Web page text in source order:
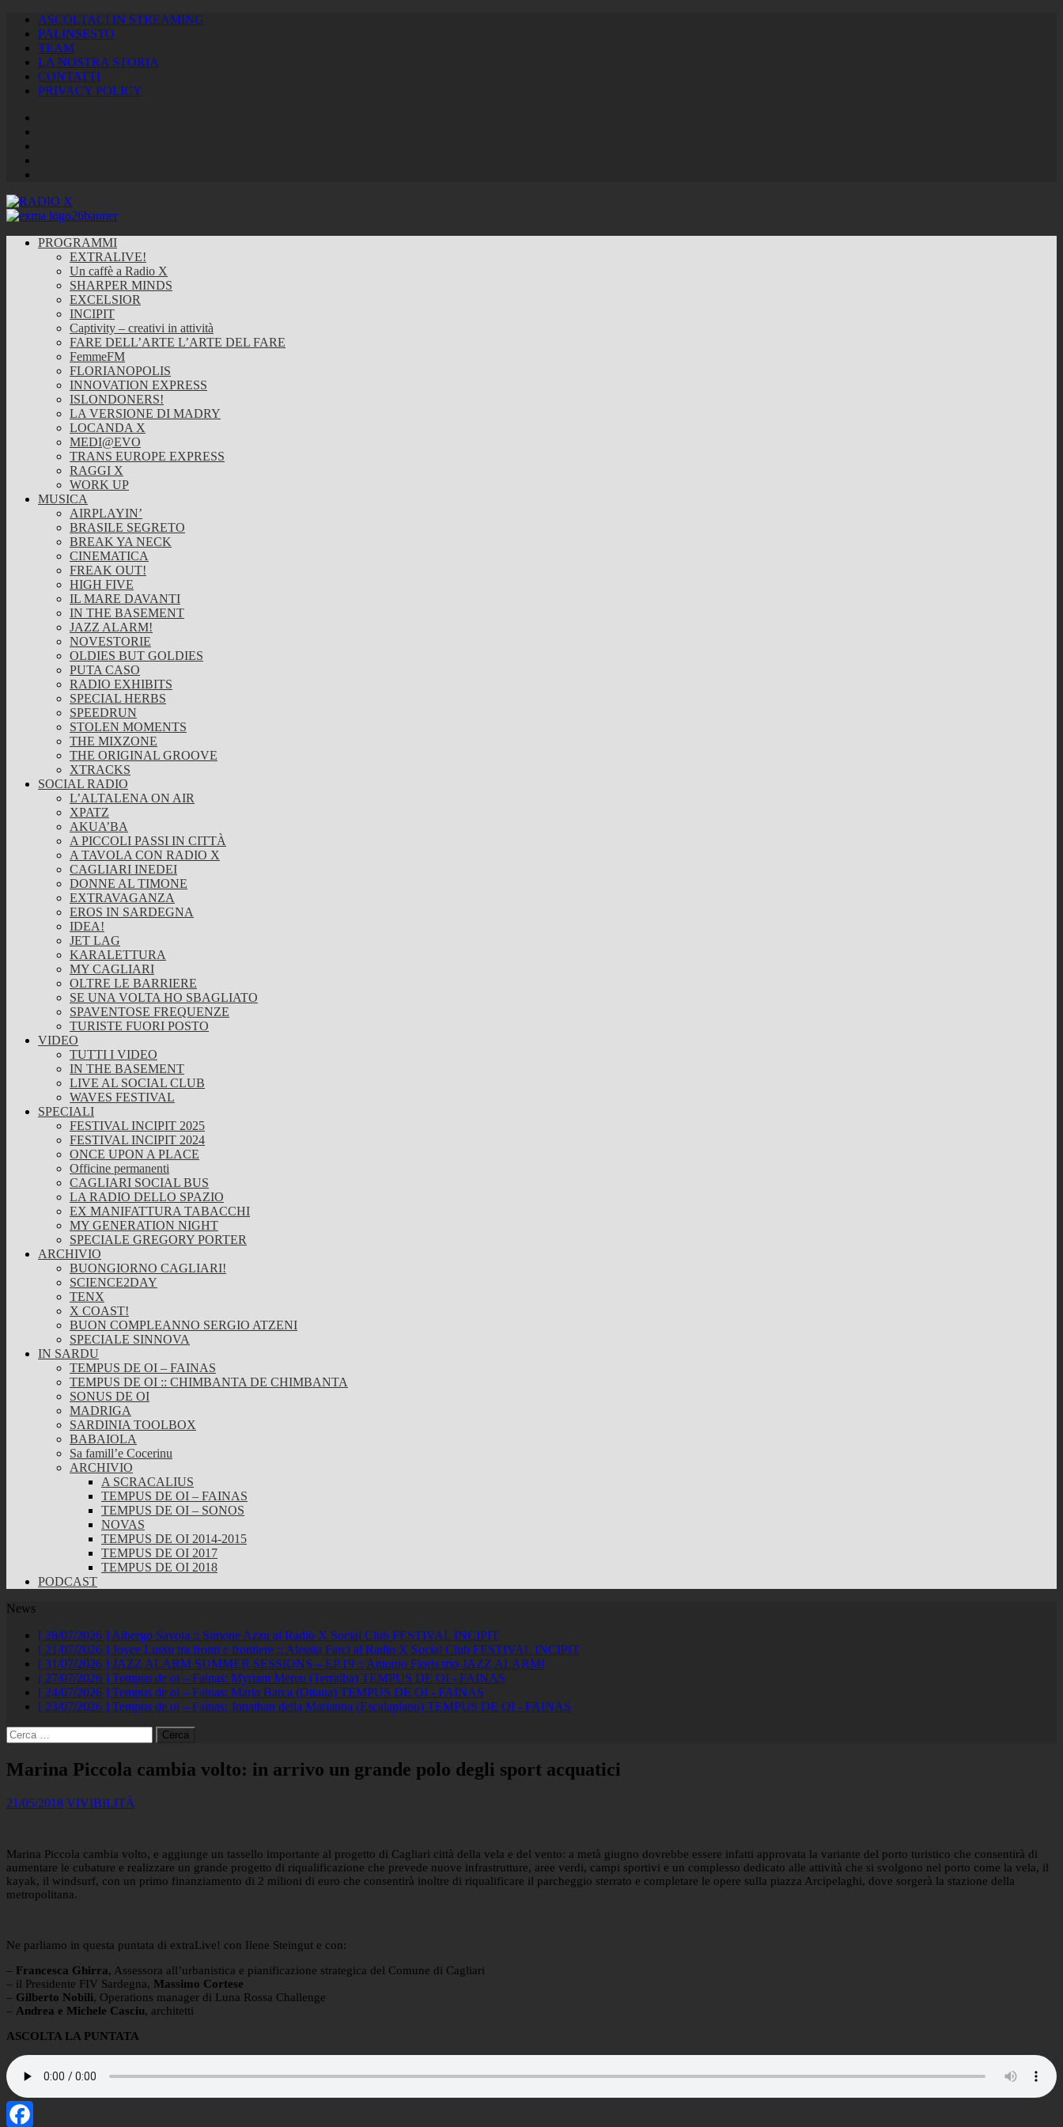
ASCOLTACI IN STREAMING
PALINSESTO
TEAM
LA NOSTRA STORIA
CONTATTI
PRIVACY POLICY
PROGRAMMI
EXTRALIVE!
Un caffè a Radio X
SHARPER MINDS
EXCELSIOR
INCIPIT
Captivity – creativi in attività
FARE DELL’ARTE L’ARTE DEL FARE
FemmeFM
FLORIANOPOLIS
INNOVATION EXPRESS
ISLONDONERS!
LA VERSIONE DI MADRY
LOCANDA X
MEDI@EVO
TRANS EUROPE EXPRESS
RAGGI X
WORK UP
MUSICA
AIRPLAYIN’
BRASILE SEGRETO
BREAK YA NECK
CINEMATICA
FREAK OUT!
HIGH FIVE
IL MARE DAVANTI
IN THE BASEMENT
JAZZ ALARM!
NOVESTORIE
OLDIES BUT GOLDIES
PUTA CASO
RADIO EXHIBITS
SPECIAL HERBS
SPEEDRUN
STOLEN MOMENTS
THE MIXZONE
THE ORIGINAL GROOVE
XTRACKS
SOCIAL RADIO
L’ALTALENA ON AIR
XPATZ
AKUA’BA
A PICCOLI PASSI IN CITTÀ
A TAVOLA CON RADIO X
CAGLIARI INEDEI
DONNE AL TIMONE
EXTRAVAGANZA
EROS IN SARDEGNA
IDEA!
JET LAG
KARALETTURA
MY CAGLIARI
OLTRE LE BARRIERE
SE UNA VOLTA HO SBAGLIATO
SPAVENTOSE FREQUENZE
TURISTE FUORI POSTO
VIDEO
TUTTI I VIDEO
IN THE BASEMENT
LIVE AL SOCIAL CLUB
WAVES FESTIVAL
SPECIALI
FESTIVAL INCIPIT 2025
FESTIVAL INCIPIT 2024
ONCE UPON A PLACE
Officine permanenti
CAGLIARI SOCIAL BUS
LA RADIO DELLO SPAZIO
EX MANIFATTURA TABACCHI
MY GENERATION NIGHT
SPECIALE GREGORY PORTER
ARCHIVIO
BUONGIORNO CAGLIARI!
SCIENCE2DAY
TENX
X COAST!
BUON COMPLEANNO SERGIO ATZENI
SPECIALE SINNOVA
IN SARDU
TEMPUS DE OI – FAINAS
TEMPUS DE OI :: CHIMBANTA DE CHIMBANTA
SONUS DE OI
MADRIGA
SARDINIA TOOLBOX
BABAIOLA
Sa famill’e Cocerinu
ARCHIVIO
A SCRACALIUS
TEMPUS DE OI – FAINAS
TEMPUS DE OI – SONOS
NOVAS
TEMPUS DE OI 2014-2015
TEMPUS DE OI 2017
TEMPUS DE OI 2018
PODCAST
News
[ 28/07/2026 ] Albergo Savoia :: Simone Azzu al Radio X Social Club FESTIVAL INCIPIT
[ 21/07/2026 ] Joyce Lussu tra fronti e frontiere :: Alessia Farci al Radio X Social Club FESTIVAL INCIPIT
[ 31/07/2026 ] JAZZ ALARM SUMMER SESSIONS – EP.19 :: Antonio Floris trio JAZZ ALARM!
[ 27/07/2026 ] Tempus de oi – Fainas: Myriam Mereu (Terralba) TEMPUS DE OI - FAINAS
[ 24/07/2026 ] Tempus de oi – Fainas: Maria Barca (Ottana) TEMPUS DE OI - FAINAS
[ 23/07/2026 ] Tempus de oi – Fainas: Jonathan della Marianna (Escalaplano) TEMPUS DE OI - FAINAS
Ricerca
per:
Marina Piccola cambia volto: in arrivo un grande polo degli sport acquatici
21/05/2018 VIVIBILITÀ
Marina Piccola cambia volto, e aggiunge un tassello importante al progetto di Cagliari città della vela e del vento: a metà giugno dovrebbe essere infatti approvata la variante del porto turistico che consentirà di
aumentare le cubature e realizzare un grande progetto di riqualificazione che prevede nuove infrastrutture, aree verdi, campi sportivi e un complesso dedicato alle attività che si svolgono nel porto come la vela, il
kayak, il windsurf, con un primo finanziamento di 2 milioni di euro che consentirà inoltre di riqualificare il parcheggio sterrato e completare le opere sulla piazza Arcipelaghi, dove sorgerà la stazione della
metropolitana.
Ne parliamo in questa puntata di extraLive! con Ilene Steingut e con:
– Francesca Ghirra, Assessora all’urbanistica e pianificazione strategica del Comune di Cagliari
– il Presidente FIV Sardegna, Massimo Cortese
– Gilberto Nobili, Operations manager di Luna Rossa Challenge
– Andrea e Michele Casciu, architetti
ASCOLTA LA PUNTATA